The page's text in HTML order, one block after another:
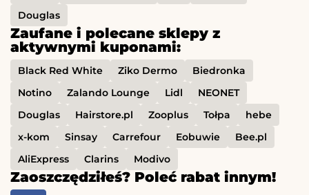
Douglas
Zaufane i polecane sklepy z
aktywnymi kuponami:
Black Red White Ziko Dermo
Biedronka
Notino
Zalando Lounge Lidl
NEONET
Douglas
Hairstore.pl Zooplus Tołpa
hebe
x-kom
Sinsay Carrefour Eobuwie
Bee.pl
AliExpress
Clarins Modivo
Zaoszczędziłeś? Poleć rabat innym!